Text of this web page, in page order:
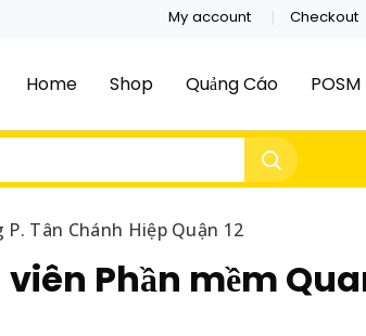
My account Checkout
Home Shop Quảng Cáo POSM
Tân Chánh Hiệp Quận 12
Phần mềm